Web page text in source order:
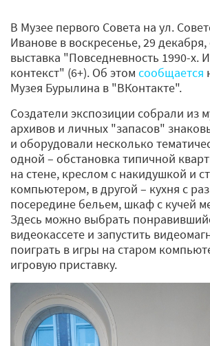
В Музее первого Совета на ул.
Иванове в воскресенье, 29
выставка "Повседневность 1990-х.
контекст" (6+). Об этом сообщается
Музея Бурылина в "ВКонтакте".
Создатели экспозиции собрали из
архивов и личных "запасов"
и оборудовали несколько
одной – обстановка типичной
на стене, креслом с накидушкой и
компьютером, в другой – кухня с
посередине бельем, шкаф с кучей
Здесь можно выбрать
видеокассете и запустить
поиграть в игры на старом
игровую приставку.